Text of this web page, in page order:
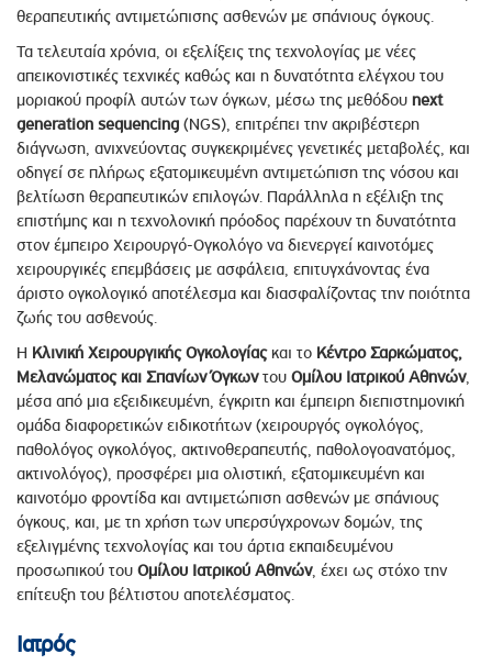
θεραπευτικής αντιμετώπισης ασθενών με σπάνιους όγκους.
Τα τελευταία χρόνια, οι εξελίξεις της τεχνολογίας με νέες
απεικονιστικές τεχνικές καθώς και η δυνατότητα ελέγχου του
μοριακού προφίλ αυτών των όγκων, μέσω της μεθόδου next
generation sequencing (NGS), επιτρέπει την ακριβέστερη
διάγνωση, ανιχνεύοντας συγκεκριμένες γενετικές μεταβολές, και
οδηγεί σε πλήρως εξατομικευμένη αντιμετώπιση της νόσου και
βελτίωση θεραπευτικών επιλογών. Παράλληλα η εξέλιξη της
επιστήμης και η τεχνολονική πρόοδος παρέχουν τη δυνατότητα
στον έμπειρο Χειρουργό-Ογκολόγο να διενεργεί καινοτόμες
χειρουργικές επεμβάσεις με ασφάλεια, επιτυγχάνοντας ένα
άριστο ογκολογικό αποτέλεσμα και διασφαλίζοντας την ποιότητα
ζωής του ασθενούς.
Η Κλινική Χειρουργικής Ογκολογίαςκαι το Κέντρο Σαρκώματος,
Μελανώματος και Σπανίων Όγκωντου Ομίλου Ιατρικού Αθηνών,
μέσα από μια εξειδικευμένη, έγκριτη και έμπειρη διεπιστημονική
ομάδα διαφορετικών ειδικοτήτων (χειρουργός ογκολόγος,
παθολόγος ογκολόγος, ακτινοθεραπευτής, παθολογοανατόμος,
ακτινολόγος), προσφέρει μια ολιστική, εξατομικευμένη και
καινοτόμο φροντίδα και αντιμετώπιση ασθενών με σπάνιους
όγκους, και, με τη χρήση των υπερσύγχρονων δομών, της
εξελιγμένης τεχνολογίας και του άρτια εκπαιδευμένου
προσωπικού του Ομίλου Ιατρικού Αθηνών, έχει ως στόχο την
επίτευξη του βέλτιστου αποτελέσματος.
Ιατρός